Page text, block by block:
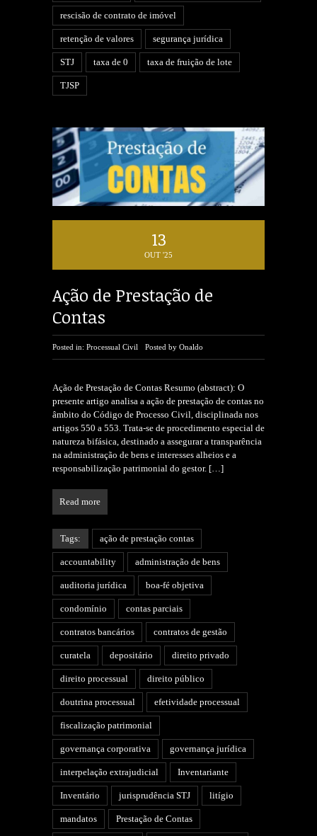
rescisão de contrato de imóvel
retenção de valores segurança jurídica
STJ taxa de 0 taxa de fruição de lote
TJSP
13
OUT '25
Ação de Prestação de
Contas
Posted in: Processual Civil Posted by Onaldo
Ação de Prestação de Contas Resumo (abstract): O
presente artigo analisa a ação de prestação de contas no
âmbito do Código de Processo Civil, disciplinada nos
artigos 550 a 553. Trata-se de procedimento especial de
natureza bifásica, destinado a assegurar a transparência
na administração de bens e interesses alheios e a
responsabilização patrimonial do gestor. […]
Read more
Tags: ação de prestação contas
accountability administração de bens
auditoria jurídica boa-fé objetiva
condomínio contas parciais
contratos bancários contratos de gestão
curatela depositário direito privado
direito processual direito público
doutrina processual efetividade processual
fiscalização patrimonial
governança corporativa governança jurídica
interpelação extrajudicial Inventariante
Inventário jurisprudência STJ litígio
mandatos Prestação de Contas